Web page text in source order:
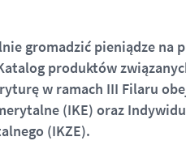
gromadzić pieniądze na
produktów
w ramach III Filaru
(IKE) oraz
(IKZE).